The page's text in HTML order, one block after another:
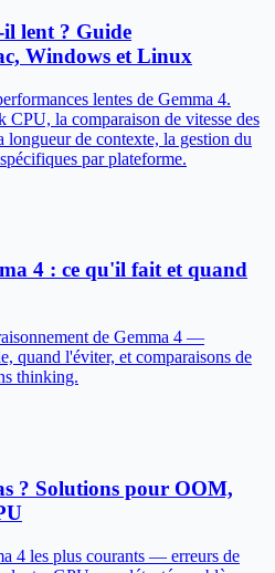
lent ? Guide
Windows et Linux
lentes de Gemma 4.
la comparaison de vitesse des
longueur de contexte, la gestion du
par plateforme.
4 : ce qu'il fait et quand
de Gemma 4 —
quand l'éviter, et comparaisons de
thinking.
? Solutions pour OOM,
4 les plus courants — erreurs de